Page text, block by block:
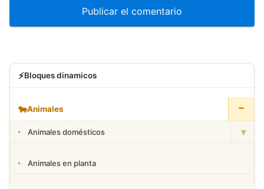
⚡Bloques dinamicos
🐄Animales −
Animales domésticos ▾
Animales en planta